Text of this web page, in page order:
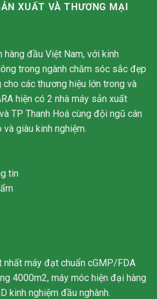
XUẤT VÀ THƯƠNG MẠI
hàng đầu Việt Nam, với kinh
trong ngành chăm sóc sắc đẹp
các thương hiệu lớn trong và
hiện có 2 nhà máy sản xuất
TP Thanh Hoá cùng đội ngũ cán
giàu kinh nghiệm.
tin
nhất máy đạt chuẩn cGMP/FDA
4000m2, máy móc hiện đại hàng
kinh nghiệm đầu nghành.